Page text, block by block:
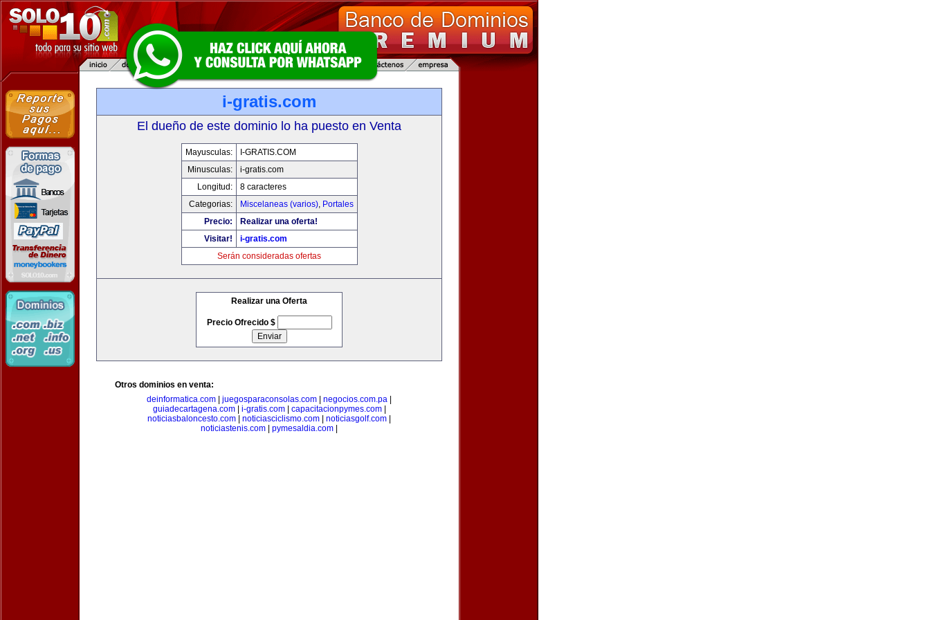
i-gratis.com
El dueño de este dominio lo ha puesto en Venta
Mayusculas:
I-GRATIS.COM
Minusculas:
i-gratis.com
Longitud:
8 caracteres
Categorias:
Miscelaneas (varios), Portales
Precio:
Realizar una oferta!
Visitar!
i-gratis.com
Serán consideradas ofertas
Realizar una Oferta
Precio Ofrecido $
Otros dominios en venta:
deinformatica.com
juegosparaconsolas.com negocios.com.pa
guiadecartagena.com| i-gratis.com| capacitacionpymes.com|
noticiasbaloncesto.com
noticiasciclismo.com noticiasgolf.com
noticiastenis.com
pymesaldia.com